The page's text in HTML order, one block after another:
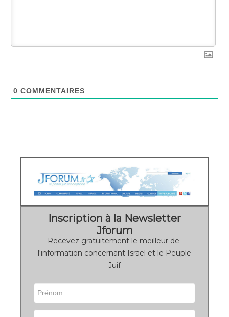
0 COMMENTAIRES
Inscription à la Newsletter
Jforum
Recevez gratuitement le meilleur de
l'information concernant Israël et le Peuple
Juif